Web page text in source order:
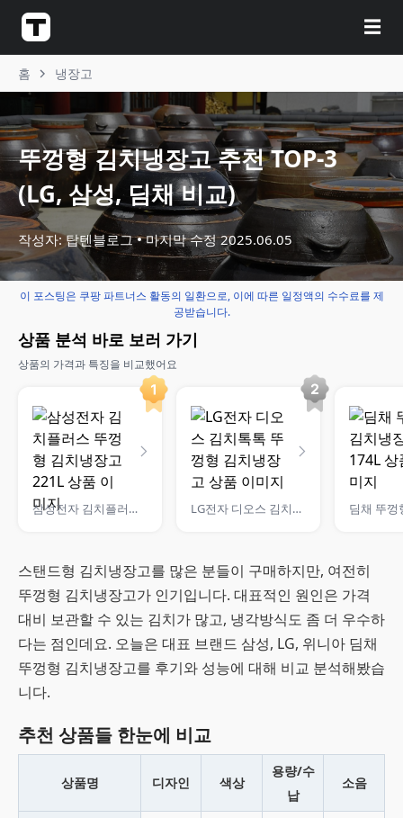
☰
홈 냉장고
뚜껑형 김치냉장고 추천 TOP-3
(LG, 삼성, 딤채 비교)
작성자: 탑텐블로그 마지막 수정2025.06.05
이 포스팅은 쿠팡 파트너스 활동의 일환으로, 이에 따른 일정액의 수수료를 제
공받습니다.
상품 분석 바로 보러 가기
상품의 가격과 특징을 비교했어요
삼성전자 김치플러스 뚜껑형 김치냉장고 221L LG전자 디오스 김치톡톡 뚜껑형 김치냉장고
스탠드형 김치냉장고를 많은 분들이 구매하지만, 여전히
뚜껑형 김치냉장고가 인기입니다. 대표적인 원인은 가격
대비 보관할 수 있는 김치가 많고, 냉각방식도 좀 더 우수하
다는 점인데요. 오늘은 대표 브랜드 삼성, LG, 위니아 딤채
뚜껑형 김치냉장고를 후기와 성능에 대해 비교 분석해봤습
니다.
추천 상품들 한눈에 비교
상품명 디자인 색상
용량/수
납
소음